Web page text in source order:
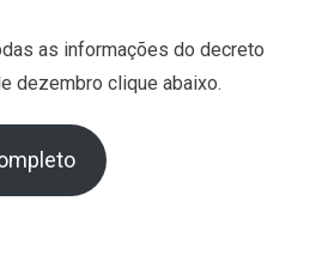
as informações do decreto
dezembro clique abaixo.